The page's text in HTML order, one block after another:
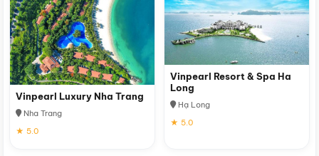
Vinpearl Luxury Nha Trang
Nha Trang
★ 5.0
Vinpearl Resort & Spa Ha
Long
Hạ Long
★ 5.0